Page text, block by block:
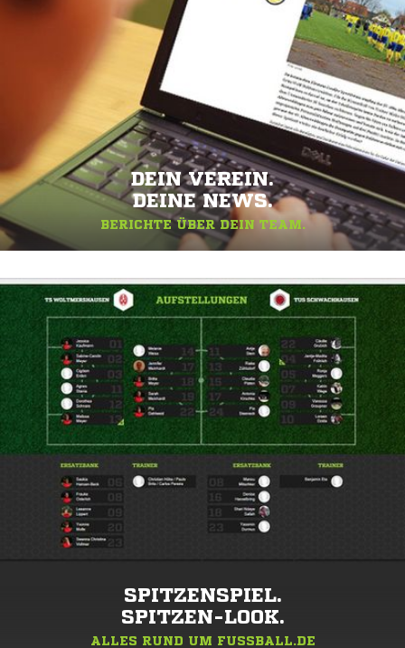
DEIN VEREIN.
DEINE NEWS.
BERICHTE ÜBER DEIN TEAM.
SPITZENSPIEL.
SPITZEN-LOOK.
ALLES RUND UM FUSSBALL.DE